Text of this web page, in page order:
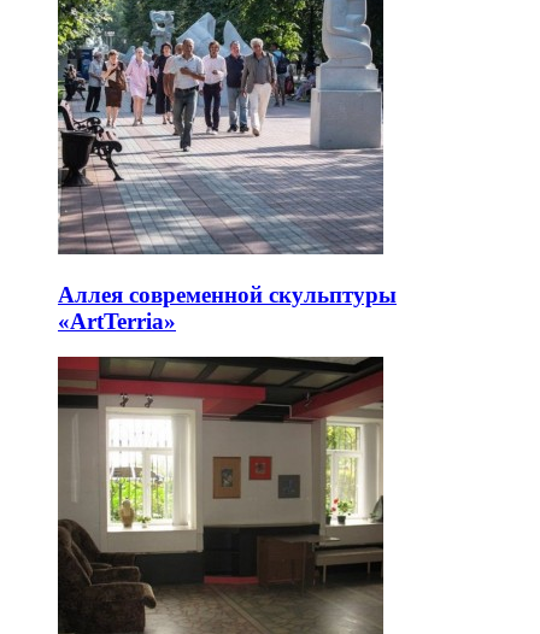
Аллея современной скульптуры
«ArtTerria»